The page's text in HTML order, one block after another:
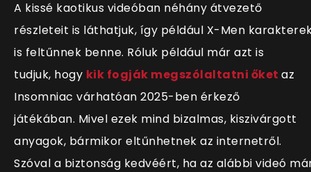
A kissé kaotikus videóban néhány átvezető
részleteit is láthatjuk, így például X-Men
is feltűnnek benne. Róluk például már azt is
tudjuk, hogy kik fogják megszólaltatni őket az
Insomniac várhatóan 2025-ben érkező
játékában. Mivel ezek mind bizalmas, kiszivárgott
anyagok, bármikor eltűnhetnek az internetről.
Szóval a biztonság kedvéért, ha az alábbi videó